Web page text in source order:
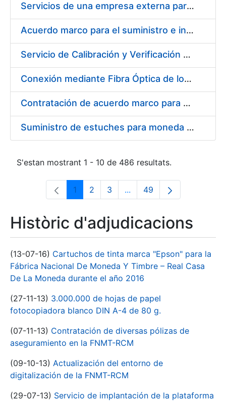
Servicios de una empresa externa para el asesoramiento y resolución de los recursos de alzada que se presentan relacionados con procesos de selección para la FNMT-RCM
Acuerdo marco para el suministro e instalación de persianas, estores y otros complementos
Servicio de Calibración y Verificación Externa de los Equipos de Medición del Servicio de Prevención de la FNMT-RCM
Conexión mediante Fibra Óptica de los Centros de Proceso de Datos (CPDs) de las sedes de la FNMT-RCM de Burgos y Madrid
Contratación de acuerdo marco para el Suministro de Material de Electricidad para la Fábrica Nacional de Moneda y Timbre-Real Casa de la Moneda en su centro de trabajo de Burgos
Suministro de estuches para moneda de 30 €
S'estan mostrant 1 - 10 de 486 resultats.
Pàgina
1 Pàgina
2 Pàgina
3 ...Pàgines intermèdies
Pàgina
49
Històric d'adjudicacions
(13-07-16) Cartuchos de tinta marca "Epson" para la
Fábrica Nacional De Moneda Y Timbre – Real Casa
De La Moneda durante el año 2016
(27-11-13) 3.000.000 de hojas de papel
fotocopiadora blanco DIN A-4 de 80 g.
(07-11-13) Contratación de diversas pólizas de
aseguramiento en la FNMT-RCM
(09-10-13) Actualización del entorno de
digitalización de la FNMT-RCM
(29-07-13) Servicio de implantación de la plataforma